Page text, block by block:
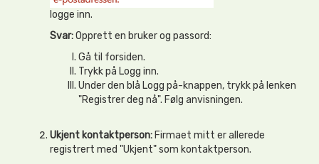
logge inn.
Svar:Opprett en bruker og passord:
Gå til forsiden.
Trykk på Logg inn.
Under den blå Logg på-knappen, trykk på lenken
"Registrer deg nå". Følg anvisningen.
Ukjent kontaktperson: Firmaet mitt er allerede
registrert med "Ukjent" som kontaktperson.